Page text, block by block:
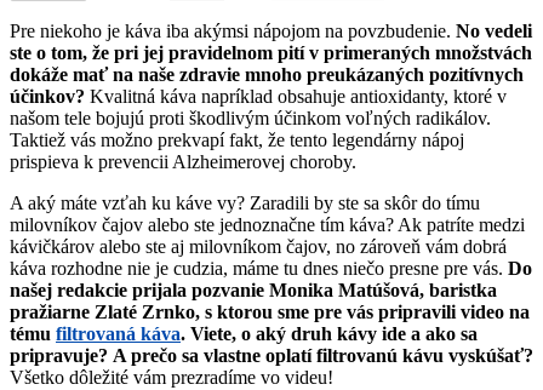
Pre niekoho je káva iba akýmsi nápojom na povzbudenie. No vedeli
ste o tom, že pri jej pravidelnom pití v primeraných množstvách
dokáže mať na naše zdravie mnoho preukázaných pozitívnych
účinkov? Kvalitná káva napríklad obsahuje antioxidanty, ktoré v
našom tele bojujú proti škodlivým účinkom voľných radikálov.
Taktiež vás možno prekvapí fakt, že tento legendárny nápoj
prispieva k prevencii Alzheimerovej choroby.
A aký máte vzťah ku káve vy? Zaradili by ste sa skôr do tímu
milovníkov čajov alebo ste jednoznačne tím káva? Ak patríte medzi
kávičkárov alebo ste aj milovníkom čajov, no zároveň vám dobrá
káva rozhodne nie je cudzia, máme tu dnes niečo presne pre vás. Do
našej redakcie prijala pozvanie Monika Matúšová, baristka
pražiarne Zlaté Zrnko, s ktorou sme pre vás pripravili video na
tému filtrovaná káva. Viete, o aký druh kávy ide a ako sa
pripravuje? A prečo sa vlastne oplatí filtrovanú kávu vyskúšať?
Všetko dôležité vám prezradíme vo videu!